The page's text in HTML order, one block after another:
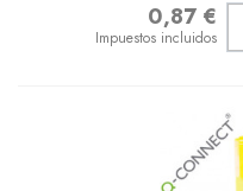
0,87 €
Impuestos incluidos